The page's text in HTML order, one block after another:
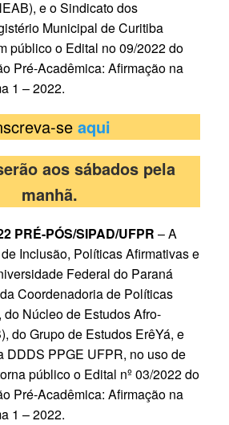
e o Sindicato dos
Municipal de Curitiba
público o Edital no 09/2022 do
Pré-Acadêmica: Afirmação na
1 – 2022.
se aqui
aos sábados pela
manhã.
PRÉ-PÓS/SIPAD/UFPR – A
Inclusão, Políticas Afirmativas e
Federal do Paraná
Coordenadoria de Políticas
Núcleo de Estudos Afro-
do Grupo de Estudos ErêYá, e
DDDS PPGE UFPR, no uso de
público o Edital nº 03/2022 do
Pré-Acadêmica: Afirmação na
1 – 2022.